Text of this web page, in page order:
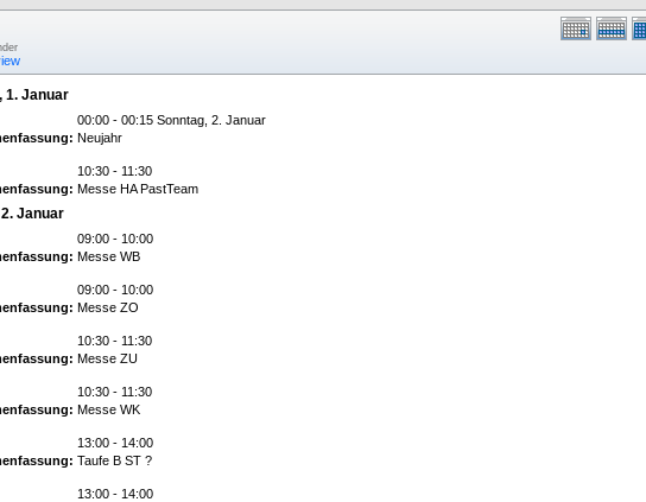
1. Januar
00:00 - 00:15 Sonntag, 2. Januar
Neujahr
10:30 - 11:30
Messe HA PastTeam
Januar
09:00 - 10:00
Messe WB
09:00 - 10:00
Messe ZO
10:30 - 11:30
Messe ZU
10:30 - 11:30
Messe WK
13:00 - 14:00
Taufe B ST ?
13:00 - 14:00